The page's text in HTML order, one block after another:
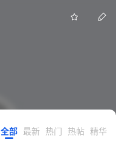
全部 最新 热门 热帖 精华